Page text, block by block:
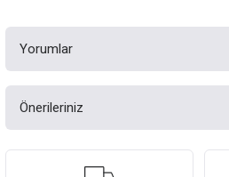
Yorumlar
Önerileriniz
Bu ürünün fiyat bilgisi, resim, ürün
yetersiz gördüğünüz noktaları öneri